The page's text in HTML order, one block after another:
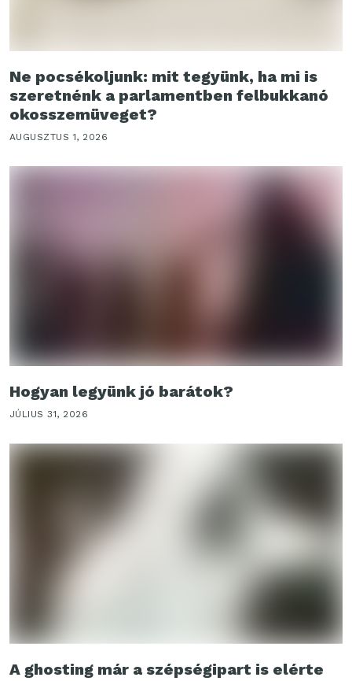
Ne pocsékoljunk: mit tegyünk, ha mi is
szeretnénk a parlamentben felbukkanó
okosszemüveget?
AUGUSZTUS 1, 2026
Hogyan legyünk jó barátok?
JÚLIUS 31, 2026
A ghosting már a szépségipart is elérte